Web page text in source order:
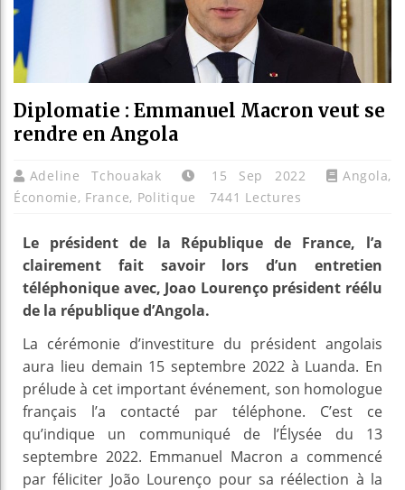
Diplomatie : Emmanuel Macron veut se
rendre en Angola
Adeline Tchouakak 15 Sep 2022 Angola,
Économie, France, Politique 7441 Lectures
Le président de la République de France, l’a
clairement fait savoir lors d’un entretien
téléphonique avec, Joao Lourenço président réélu
de la république d’Angola.
La cérémonie d’investiture du président angolais
aura lieu demain 15 septembre 2022 à Luanda. En
prélude à cet important événement, son homologue
français l’a contacté par téléphone. C’est ce
qu’indique un communiqué de l’Élysée du 13
septembre 2022. Emmanuel Macron a commencé
par féliciter João Lourenço pour sa réélection à la